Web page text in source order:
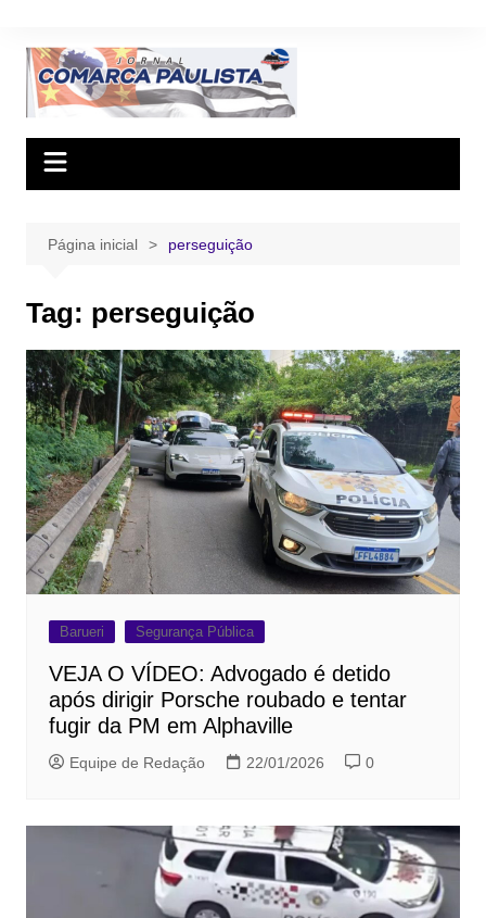
conteúdo
Página inicial perseguição
Tag: perseguição
Barueri Segurança Pública
VEJA O VÍDEO: Advogado é detido
após dirigir Porsche roubado e tentar
fugir da PM em Alphaville
Equipe de Redação 22/01/2026 0